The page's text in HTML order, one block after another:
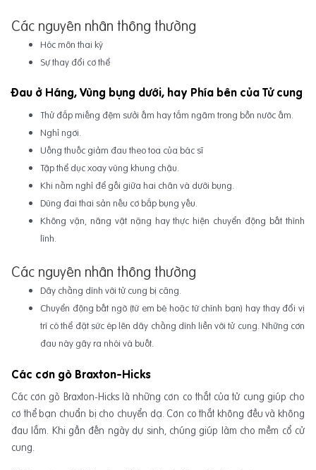
Các nguyên nhân thông thường
Hóc môn thai kỳ
Sự thay đổi cơ thể
Đau ở Háng, Vùng bụng dưới, hay Phía bên của Tử cung
Thử đắp miếng đệm sưởi ấm hay tắm ngâm trong bồn nước ấm.
Nghỉ ngơi.
Uống thuốc giảm đau theo toa của bác sĩ
Tập thể dục xoay vùng khung chậu.
Khi nằm nghỉ để gối giữa hai chân và dưới bụng.
Dùng đai thai sản nếu cơ bắp bụng yếu.
Không vặn, nâng vật nặng hay thực hiện chuyển động bất thình
lình.
Các nguyên nhân thông thường
Dây chằng dính với tử cung bị căng.
Chuyển động bất ngờ (từ em bé hoặc từ chính bạn) hay thay đổi vị
trí có thể đặt sức ép lên dây chằng dính liền với tử cung. Những cơn
đau này gây ra nhói và buốt.
Các cơn gò Braxton-Hicks
Các cơn gò Braxton-Hicks là những cơn co thắt của tử cung giúp cho
cơ thể bạn chuẩn bị cho chuyển dạ. Cơn co thắt không đều và không
đau lắm. Khi gần đến ngày dự sinh, chúng giúp làm cho mềm cổ cử
cung.